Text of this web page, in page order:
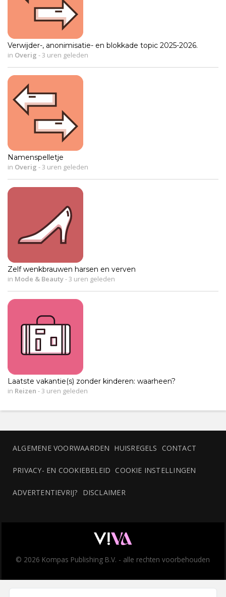
Verwijder-, anonimisatie- en blokkade topic 2025-2026.
in Overig - 3 uren geleden
Namenspelletje
in Overig - 3 uren geleden
Zelf wenkbrauwen harsen en verven
in Mode & Beauty- 3 uren geleden
Laatste vakantie(s) zonder kinderen: waarheen?
in Reizen - 3 uren geleden
ALGEMENE VOORWAARDEN HUISREGELS CONTACT
PRIVACY- EN COOKIEBELEID COOKIE INSTELLINGEN
ADVERTENTIEVRIJ? DISCLAIMER
© 2026 Kompas Publishing B.V. - alle rechten voorbehouden